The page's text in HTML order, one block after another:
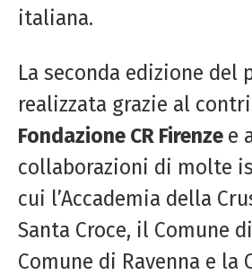
italiana.
La seconda edizione del
realizzata grazie al
Fondazione CR Firenze e
collaborazioni di molte
cui l’Accademia della
Santa Croce, il Comune
Comune di Ravenna e la